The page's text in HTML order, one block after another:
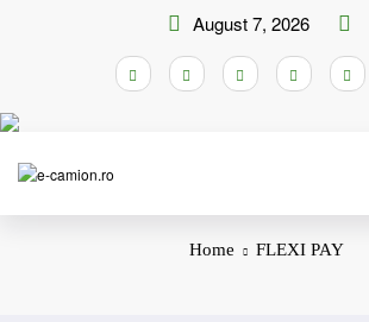
August 7, 2026
Home FLEXI PAY